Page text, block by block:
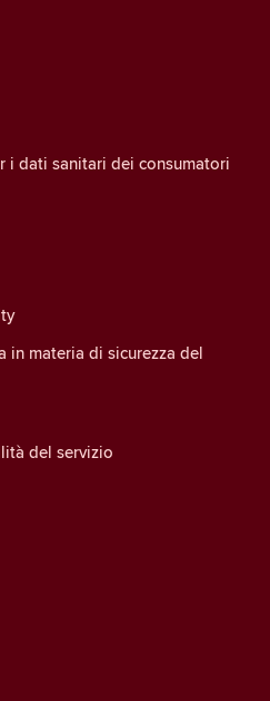
i dati sanitari dei consumatori
in materia di sicurezza del
del servizio